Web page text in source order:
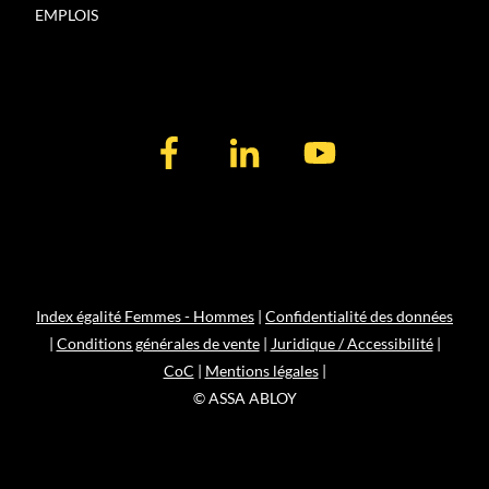
EMPLOIS
Index égalité Femmes - Hommes | Confidentialité des données
| Conditions générales de vente| Juridique / Accessibilité|
CoC | Mentions légales|
© ASSA ABLOY